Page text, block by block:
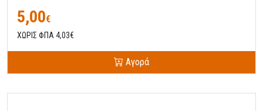
5,00€
ΧΩΡΙΣ ΦΠΑ 4,03€
Αγορά